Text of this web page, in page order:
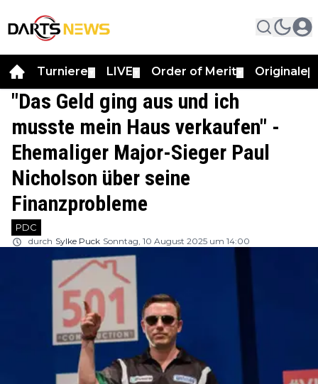
Turniere LIVE Order of Merit Originale
"Das Geld ging aus und ich
musste mein Haus verkaufen" -
Ehemaliger Major-Sieger Paul
Nicholson über seine
Finanzprobleme
PDC
durch Sylke Puck Sonntag, 10 August 2025 um 14:00